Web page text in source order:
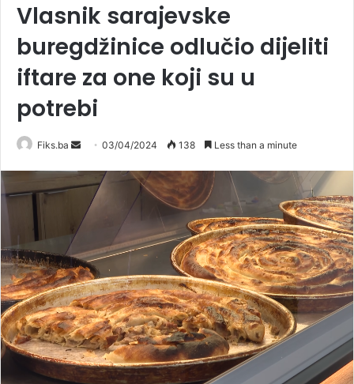
Vlasnik sarajevske
buregdžinice odlučio dijeliti
iftare za one koji su u
potrebi
Fiks.ba
Send
email
03/04/2024 138 Less than a minute